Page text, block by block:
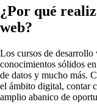
¿Por qué
web?
Los cursos de
conocimientos sólidos
de datos y mucho más.
el ámbito digital, contar
amplio abanico de